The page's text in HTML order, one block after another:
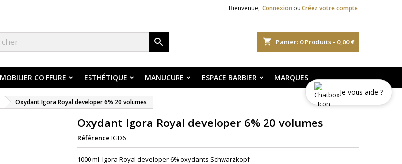
Bienvenue, Connexion ouCréez votre compte
shopping_cart Panier: 0Produits - 0,00 €

MOBILIER COIFFURE ESTHÉTIQUE MANUCURE ESPACE BARBIER MARQUES
Oxydant Igora Royal developer 6% 20 volumes
Oxydant Igora Royal developer 6% 20 volumes
Référence IGD6
1000 ml Igora Royal developer 6% oxydants Schwarzkopf
Je vous aide ?